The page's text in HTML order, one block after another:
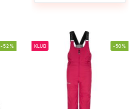
-52% KLUB -50%